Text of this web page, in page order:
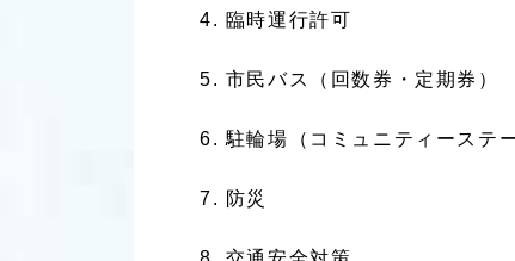
臨時運行許可
市民バス（回数券・定期券）
駐輪場（コミュニティーステ
防災